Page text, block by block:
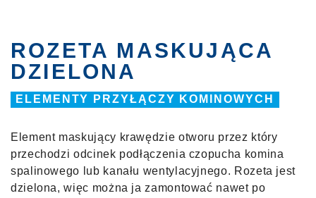
ROZETA MASKUJĄCA
DZIELONA
ELEMENTY PRZYŁĄCZY KOMINOWYCH
Element maskujący krawędzie otworu przez który
przechodzi odcinek podłączenia czopucha komina
spalinowego lub kanału wentylacyjnego. Rozeta jest
dzielona, więc można ja zamontować nawet po